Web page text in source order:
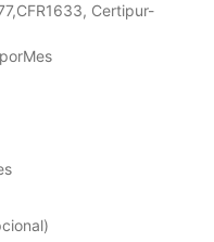
Certipur-